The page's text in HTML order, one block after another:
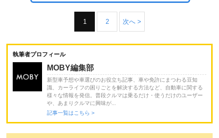
1 2 次へ >
執筆者プロフィール
MOBY編集部
新型車予想や車選びのお役立ち記事、車や免許にまつわる豆知
識、カーライフの困りごとを解決する方法など、自動車に関する
様々な情報を発信。普段クルマは乗るだけ・使うだけのユーザー
や、あまりクルマに興味が...
記事一覧はこちら >